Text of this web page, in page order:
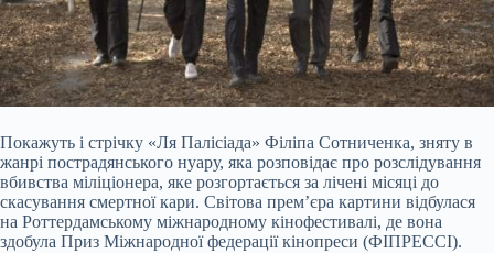
Покажуть і стрічку «Ля Палісіада» Філіпа Сотниченка, зняту в
жанрі пострадянського нуару, яка розповідає про розслідування
вбивства міліціонера, яке розгортається за лічені місяці до
скасування смертної кари. Світова прем’єра картини відбулася
на Роттердамському міжнародному кінофестивалі, де вона
здобула Приз Міжнародної федерації кінопреси (ФІПРЕССІ).